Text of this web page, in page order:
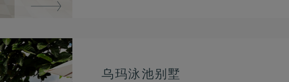
乌玛泳池别墅